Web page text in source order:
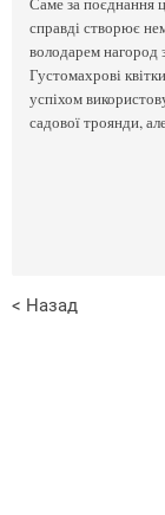
справді створює
володарем нагород
Густомахрові
успіхом
садової троянди,
< Назад